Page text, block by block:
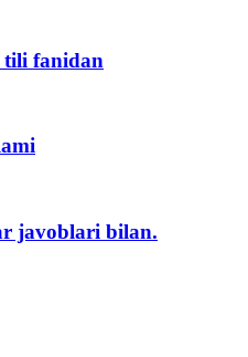
tili fanidan
javoblari bilan.